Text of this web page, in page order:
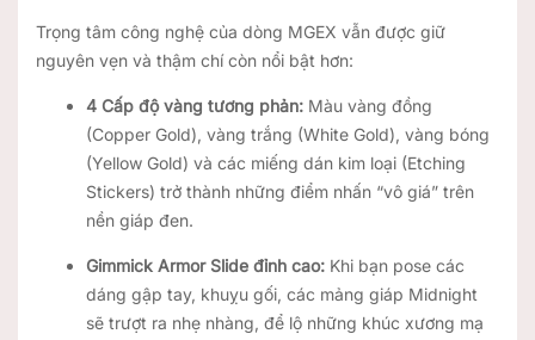
Trọng tâm công nghệ của dòng MGEX vẫn được giữ
nguyên vẹn và thậm chí còn nổi bật hơn:
4 Cấp độ vàng tương phản: Màu vàng đồng
(Copper Gold), vàng trắng (White Gold), vàng bóng
(Yellow Gold) và các miếng dán kim loại (Etching
Stickers) trở thành những điểm nhấn “vô giá” trên
nền giáp đen.
Gimmick Armor Slide đỉnh cao: Khi bạn pose các
dáng gập tay, khuỵu gối, các mảng giáp Midnight
sẽ trượt ra nhẹ nhàng, để lộ những khúc xương mạ